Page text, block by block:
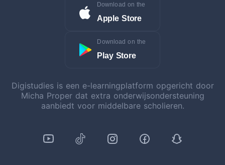
Download on the
Apple Store
Download on the
Play Store
Digistudies is een e-learningplatform opgericht door
Micha Proper dat extra onderwijsondersteuning
aanbiedt voor middelbare scholieren.